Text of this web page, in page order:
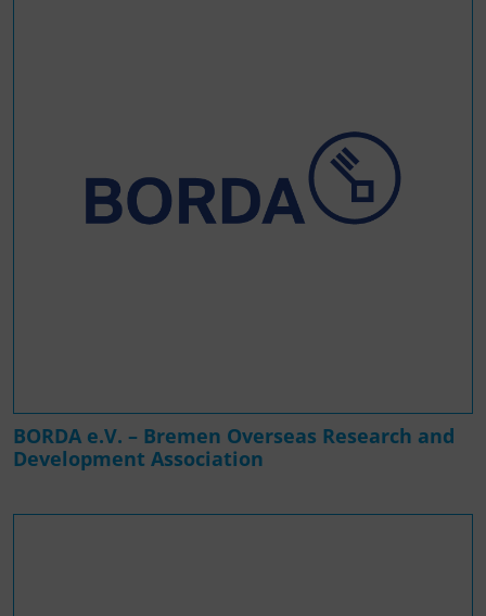
BORDA e.V. – Bremen Overseas Research and
Development Association